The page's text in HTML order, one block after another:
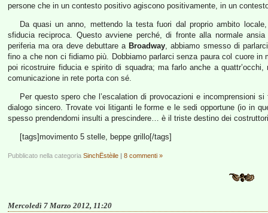
persone che in un contesto positivo agiscono positivamente, in un
Da quasi un anno, mettendo la testa fuori dal proprio ambito
sfiducia reciproca. Questo avviene perché, di fronte alla normale
periferia ma ora deve debuttare a Broadway, abbiamo smesso di
fino a che non ci fidiamo più. Dobbiamo parlarci senza paura col cuore in
poi ricostruire fiducia e spirito di squadra; ma farlo anche a
comunicazione in rete porta con sé.
Per questo spero che l’escalation di provocazioni e incomprensioni
dialogo sincero. Trovate voi litiganti le forme e le sedi opportune (io in
spesso prendendomi insulti a prescindere… è il triste destino dei
[tags]movimento 5 stelle, beppe grillo[/tags]
Pubblicato nella categoria SinchËstèile | 8 commenti »
Mercoledì 7 Marzo 2012, 11:20